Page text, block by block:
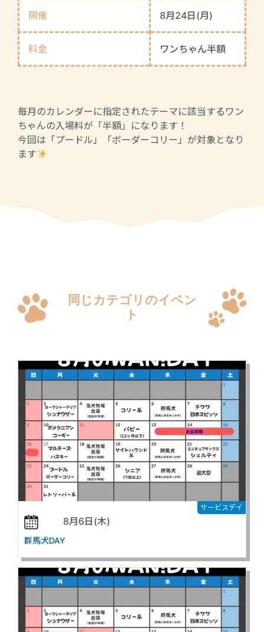
開催 8月24日(月)
料金 ワンちゃん半額
毎月のカレンダーに指定されたテーマに該当するワン
ちゃんの入場料が「半額」になります！
今回は「プードル」「ボーダーコリー」が対象となり
ます
同じカテゴリのイベン
ト
サービスデイ
8月6日(木)
群馬犬DAY